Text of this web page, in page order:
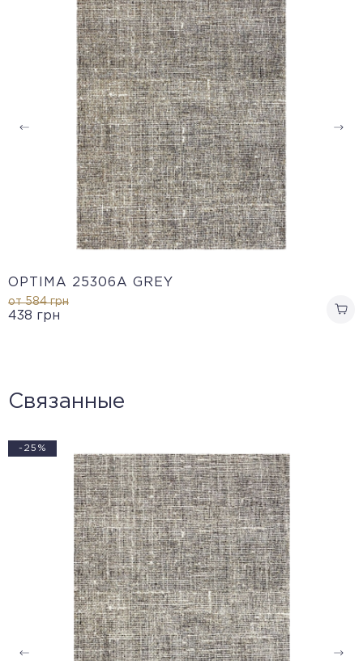
OPTIMA 25306A GREY
от 584грн
438 грн
Связанные
-25%